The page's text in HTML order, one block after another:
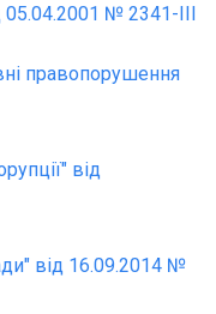
№ 2341-ІІІ
правопорушення
від
від 16.09.2014 №